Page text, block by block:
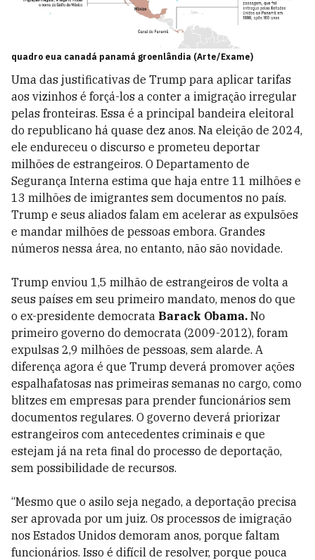
quadro eua canadá panamá groenlândia (Arte/Exame)
Uma das justificativas de Trump para aplicar tarifas
aos vizinhos é forçá-los a conter a imigração irregular
pelas fronteiras. Essa é a principal bandeira eleitoral
do republicano há quase dez anos. Na eleição de 2024,
ele endureceu o discurso e prometeu deportar
milhões de estrangeiros. O Departamento de
Segurança Interna estima que haja entre 11 milhões e
13 milhões de imigrantes sem documentos no país.
Trump e seus aliados falam em acelerar as expulsões
e mandar milhões de pessoas embora. Grandes
números nessa área, no entanto, não são novidade.
Trump enviou 1,5 milhão de estrangeiros de volta a
seus países em seu primeiro mandato, menos do que
o ex-presidente democrata Barack Obama. No
primeiro governo do democrata (2009-2012), foram
expulsas 2,9 milhões de pessoas, sem alarde. A
diferença agora é que Trump deverá promover ações
espalhafatosas nas primeiras semanas no cargo, como
blitzes em empresas para prender funcionários sem
documentos regulares. O governo deverá priorizar
estrangeiros com antecedentes criminais e que
estejam já na reta final do processo de deportação,
sem possibilidade de recursos.
“Mesmo que o asilo seja negado, a deportação precisa
ser aprovada por um juiz. Os processos de imigração
nos Estados Unidos demoram anos, porque faltam
funcionários. Isso é difícil de resolver, porque pouca